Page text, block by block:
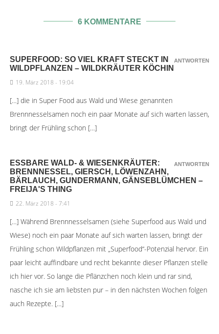
6 KOMMENTARE
SUPERFOOD: SO VIEL KRAFT STECKT IN
WILDPFLANZEN – WILDKRÄUTER KÖCHIN
19. März 2018 - 19:04
[…] die in Super Food aus Wald und Wiese genannten
Brennnesselsamen noch ein paar Monate auf sich warten lassen,
bringt der Frühling schon […]
ANTWORTEN
ESSBARE WALD- & WIESENKRÄUTER:
BRENNNESSEL, GIERSCH, LÖWENZAHN,
BÄRLAUCH, GUNDERMANN, GÄNSEBLÜMCHEN –
FREIJA'S THING
22. März 2018 - 7:41
[…] Während Brennnesselsamen (siehe Superfood aus Wald und
Wiese) noch ein paar Monate auf sich warten lassen, bringt der
Frühling schon Wildpflanzen mit „Superfood“-Potenzial hervor. Ein
paar leicht auffindbare und recht bekannte dieser Pflanzen stelle
ich hier vor. So lange die Pflänzchen noch klein und rar sind,
nasche ich sie am liebsten pur – in den nächsten Wochen folgen
auch Rezepte. […]
ANTWORTEN